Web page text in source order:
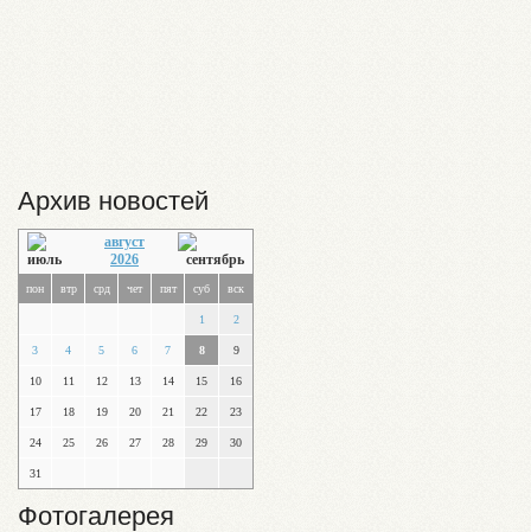
Архив новостей
август
2026
пон втр срд чет пят суб вск
1 2
3 4 5 6 7 8 9
10 11 12 13 14 15 16
17 18 19 20 21 22 23
24 25 26 27 28 29 30
31
Фотогалерея